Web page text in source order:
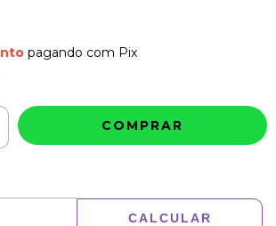
pagando com Pix
CALCULAR